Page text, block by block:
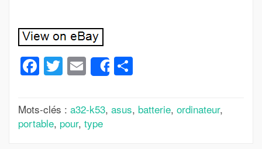
Facebook
Twitter
Email
Share
Mots-clés : a32-k53, asus, batterie, ordinateur,
portable, pour, type